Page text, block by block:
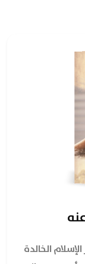
الخالدة